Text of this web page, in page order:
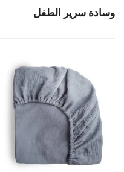
وسادة سرير الطفل